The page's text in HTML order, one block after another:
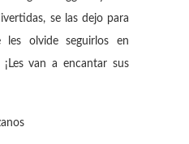
se las dejo para
olvide seguirlos en
van a encantar sus